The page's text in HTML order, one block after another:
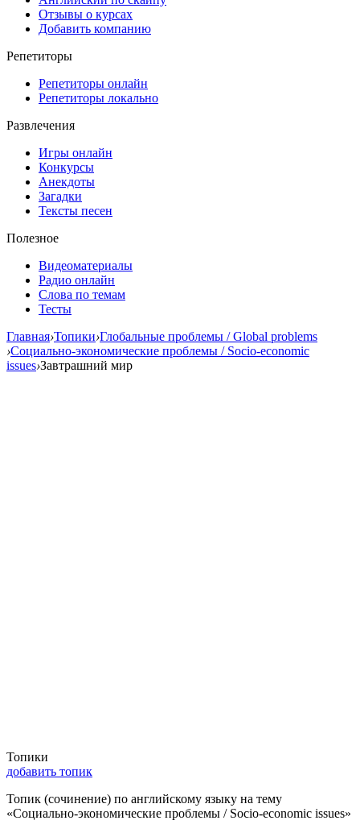
Отзывы о курсах
Добавить компанию
Репетиторы
Репетиторы онлайн
Репетиторы локально
Развлечения
Игры онлайн
Конкурсы
Анекдоты
Загадки
Тексты песен
Полезное
Видеоматериалы
Радио онлайн
Слова по темам
Тесты
Главная›Топики›Глобальные проблемы / Global problems
›Социально-экономические проблемы / Socio-economic
issues›Завтрашний мир
Топики
добавить топик
Топик (сочинение) по английскому языку на тему
«Социально-экономические проблемы / Socio-economic issues»